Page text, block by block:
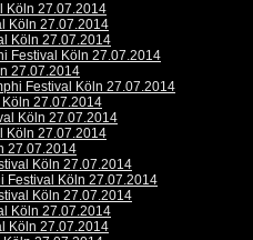
Köln 27.07.2014
Köln 27.07.2014
Köln 27.07.2014
Festival Köln 27.07.2014
27.07.2014
Festival Köln 27.07.2014
Köln 27.07.2014
Köln 27.07.2014
Köln 27.07.2014
27.07.2014
Köln 27.07.2014
Festival Köln 27.07.2014
Köln 27.07.2014
Köln 27.07.2014
Köln 27.07.2014